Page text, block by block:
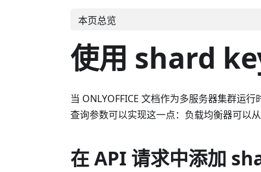
本页总览
使用 shard
当 ONLYOFFICE 文档作为多服务器集群运
查询参数可以实现这一点：负载均衡器可以
在 API 请求中添加